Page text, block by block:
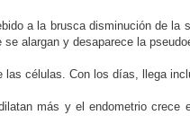
a la brusca disminución de
alargan y desaparece la
células. Con los días, llega
más y el endometrio